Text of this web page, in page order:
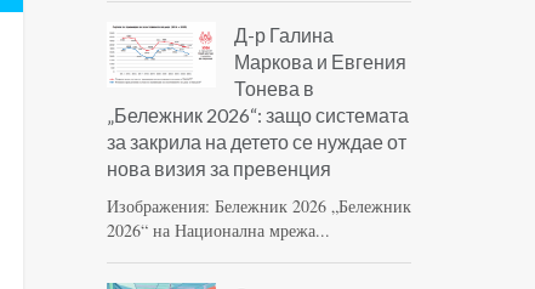
Д-р Галина
Маркова и Евгения
Тонева в
„Бележник 2026“: защо системата
за закрила на детето се нуждае от
нова визия за превенция
Изображения: Бележник 2026 „Бележник
2026“ на Национална мрежа...